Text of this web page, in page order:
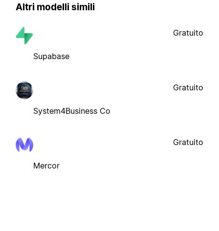
Altri modelli simili
Supabase
Gratuito
System4Business Co
Gratuito
Mercor
Gratuito